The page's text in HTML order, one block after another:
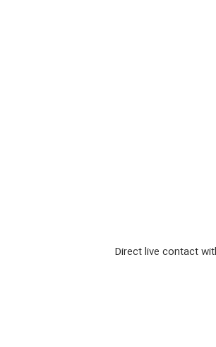
Direct live contact